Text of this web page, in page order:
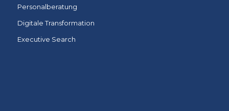
Personalberatung
Digitale Transformation
Executive Search